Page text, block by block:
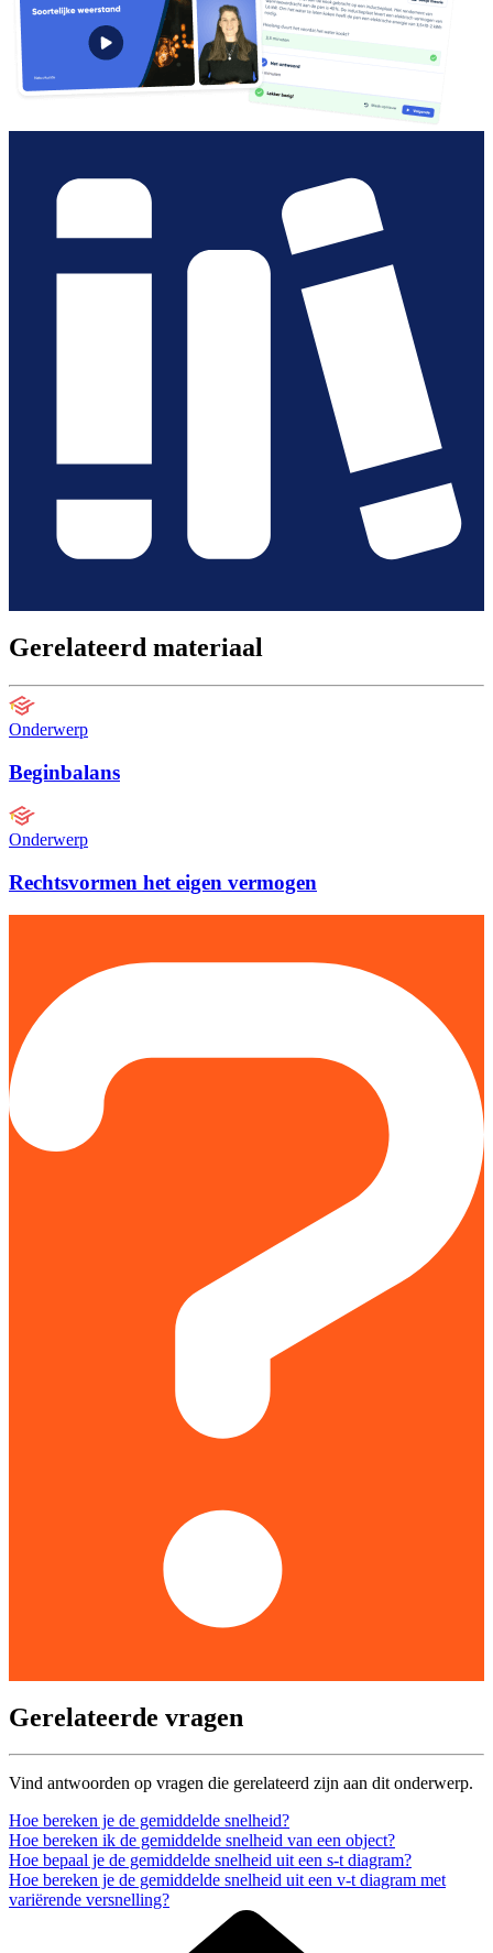
Gerelateerd materiaal
Onderwerp
Beginbalans
Onderwerp
Rechtsvormen het eigen vermogen
Gerelateerde vragen
Vind antwoorden op vragen die gerelateerd zijn aan dit onderwerp.
Hoe bereken je de gemiddelde snelheid?
Hoe bereken ik de gemiddelde snelheid van een object?
Hoe bepaal je de gemiddelde snelheid uit een s-t diagram?
Hoe bereken je de gemiddelde snelheid uit een v-t diagram met
variërende versnelling?